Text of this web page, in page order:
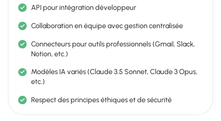
API pour intégration développeur
Collaboration en équipe avec gestion centralisée
Connecteurs pour outils professionnels (Gmail, Slack,
Notion, etc.)
Modèles IA variés (Claude 3.5 Sonnet, Claude 3 Opus,
etc.)
Respect des principes éthiques et de sécurité